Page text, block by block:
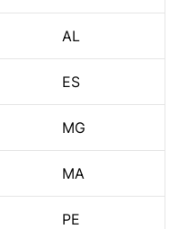
AL
ES
MG
MA
PE